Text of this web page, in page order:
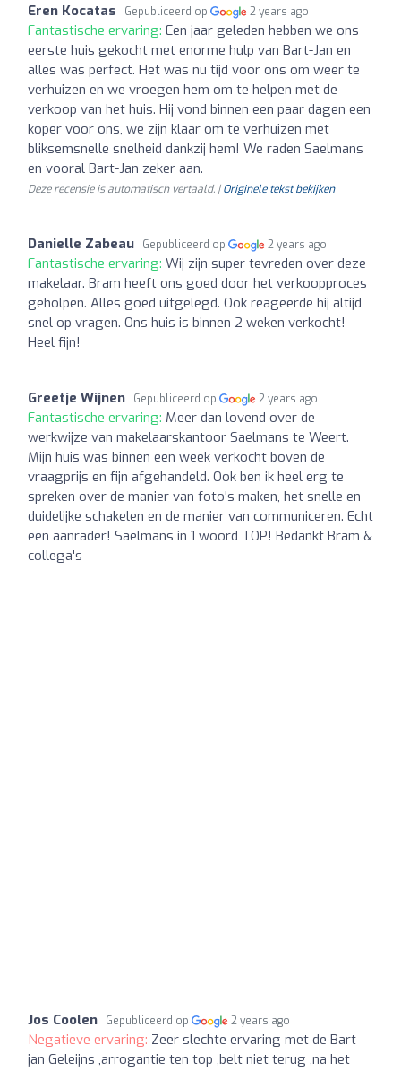
Eren Kocatas Gepubliceerd op 2 years ago
Fantastische ervaring: Een jaar geleden hebben we ons
eerste huis gekocht met enorme hulp van Bart-Jan en
alles was perfect. Het was nu tijd voor ons om weer te
verhuizen en we vroegen hem om te helpen met de
verkoop van het huis. Hij vond binnen een paar dagen een
koper voor ons, we zijn klaar om te verhuizen met
bliksemsnelle snelheid dankzij hem! We raden Saelmans
en vooral Bart-Jan zeker aan.
Deze recensie is automatisch vertaald. |Originele tekst bekijken
Danielle Zabeau Gepubliceerd op 2 years ago
Fantastische ervaring: Wij zijn super tevreden over deze
makelaar. Bram heeft ons goed door het verkoopproces
geholpen. Alles goed uitgelegd. Ook reageerde hij altijd
snel op vragen. Ons huis is binnen 2 weken verkocht!
Heel fijn!
Greetje Wijnen Gepubliceerd op 2 years ago
Fantastische ervaring: Meer dan lovend over de
werkwijze van makelaarskantoor Saelmans te Weert.
Mijn huis was binnen een week verkocht boven de
vraagprijs en fijn afgehandeld. Ook ben ik heel erg te
spreken over de manier van foto's maken, het snelle en
duidelijke schakelen en de manier van communiceren. Echt
een aanrader! Saelmans in 1 woord TOP! Bedankt Bram &
collega's
Jos Coolen Gepubliceerd op 2 years ago
Negatieve ervaring: Zeer slechte ervaring met de Bart
jan Geleijns ,arrogantie ten top ,belt niet terug ,na het